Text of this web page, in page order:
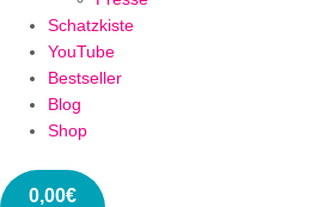
Schatzkiste
YouTube
Bestseller
Blog
Shop
0,00€